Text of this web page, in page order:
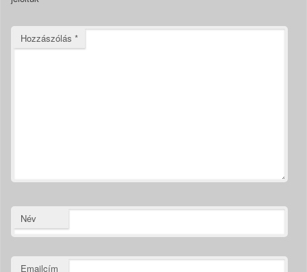
Hozzászólás *
Név
Emailcím